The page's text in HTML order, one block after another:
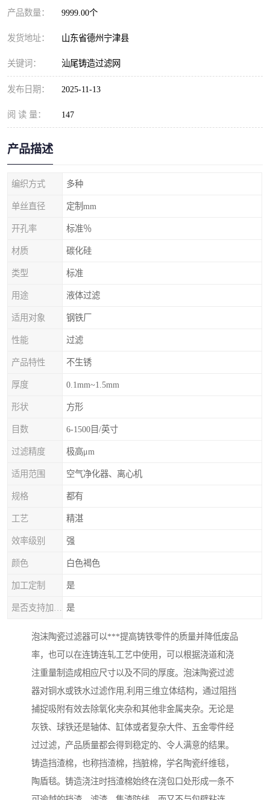
产品数量： 9999.00个
发货地址： 山东省德州宁津县
关键词： 汕尾铸造过滤网
发布日期： 2025-11-13
阅 读 量： 147
产品描述
编织方式 多种
单丝直径 定制mm
开孔率 标准％
材质 碳化硅
类型 标准
用途 液体过滤
适用对象 钢铁厂
性能 过滤
产品特性 不生锈
厚度 0.1mm~1.5mm
形状 方形
目数 6-1500目/英寸
过滤精度 极高μm
适用范围 空气净化器、离心机
规格 都有
工艺 精湛
效率级别 强
颜色 白色褐色
加工定制 是
是
泡沫陶瓷过滤器可以***提高铸铁零件的质量并降低废品
率，也可以在连铸连轧工艺中使用，可以根据浇道和浇
注重量制造成相应尺寸以及不同的厚度。泡沫陶瓷过滤
器对铜水或铁水过滤作用,利用三维立体结构，通过阻挡
捕捉吸附有效去除氧化夹杂和其他非金属夹杂。无论是
灰铁、球铁还是轴体、缸体或者复杂大件、五金零件经
过过滤，产品质量都会得到稳定的、令人满意的结果。
铸造挡渣棉，也称挡渣棉，挡脏棉，学名陶瓷纤维毯，
陶盾毯。铸造浇注时挡渣棉始终在浇包口处形成一条不